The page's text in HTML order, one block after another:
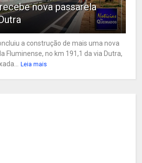
nova passarela
a construção de mais uma nova
Fluminense, no km 191,1 da via Dutra,
Leia mais